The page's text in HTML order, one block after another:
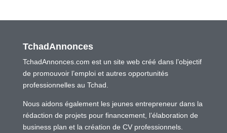
TchadAnnonces
TchadAnnonces.com est un site web créé dans l’objectif
de promouvoir l’emploi et autres opportunités
professionnelles au Tchad.
Nous aidons également les jeunes entrepreneur dans la
rédaction de projets pour financement, l’élaboration de
business plan et la création de CV professionnels.